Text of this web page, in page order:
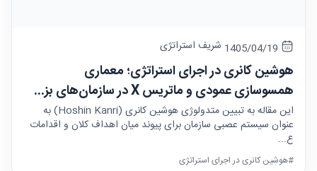
شریف استراتژی
هوشین کانری در اجرای استراتژی؛ معماری
همسوسازی عمودی و ماتریس X در سازمان‌های بز...
این مقاله به تبیین متدولوژی هوشین کانری (Hoshin Kanri) به
عنوان سیستم عصبی سازمان برای پیوند میان اهداف کلان و اقدامات
ع...
#هوشین کانری در اجرای استراتژی